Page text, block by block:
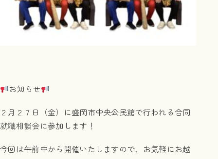
お知らせ
２月２７日（金）に盛岡市中央公民館で行われる合同
就職相談会に参加します！
今回は午前中から開催いたしますので、お気軽にお越